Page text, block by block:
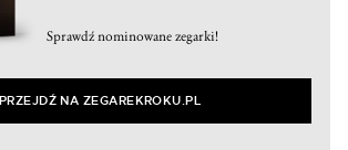
Sprawdź nominowane zegarki!
PRZEJDŹ NA ZEGAREKROKU.PL